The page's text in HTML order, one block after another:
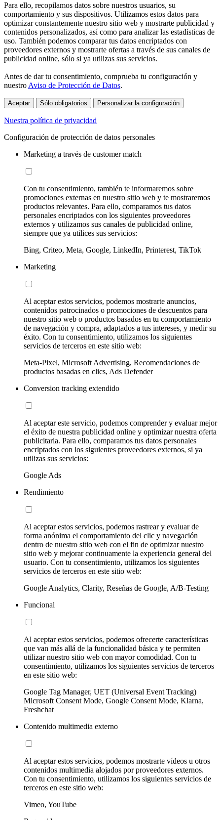
Para ello, recopilamos datos sobre nuestros usuarios, su
comportamiento y sus dispositivos. Utilizamos estos datos para
optimizar constantemente nuestro sitio web y mostrarte publicidad y
contenidos personalizados, así como para analizar las estadísticas de
uso. También podemos comparar tus datos encriptados con
proveedores externos y mostrarte ofertas a través de sus canales de
publicidad online, sólo si ya utilizas sus servicios.
Antes de dar tu consentimiento, comprueba tu configuración y
nuestro Aviso de Protección de Datos.
Aceptar Sólo obligatorios Personalizar la configuración
Nuestra política de privacidad
Configuración de protección de datos personales
Marketing a través de customer match
Con tu consentimiento, también te informaremos sobre
promociones externas en nuestro sitio web y te mostraremos
productos relevantes. Para ello, comparamos tus datos
personales encriptados con los siguientes proveedores
externos y utilizamos sus canales de publicidad online,
siempre que ya utilices sus servicios:
Bing, Criteo, Meta, Google, LinkedIn, Printerest, TikTok
Marketing
Al aceptar estos servicios, podemos mostrarte anuncios,
contenidos patrocinados o promociones de descuentos para
nuestro sitio web o productos basados en tu comportamiento
de navegación y compra, adaptados a tus intereses, y medir su
éxito. Con tu consentimiento, utilizamos los siguientes
servicios de terceros en este sitio web:
Meta-Pixel, Microsoft Advertising, Recomendaciones de
productos basadas en clics, Ads Defender
Conversion tracking extendido
Al aceptar este servicio, podemos comprender y evaluar mejor
el éxito de nuestra publicidad online y optimizar nuestra oferta
publicitaria. Para ello, comparamos tus datos personales
encriptados con los siguientes proveedores externos, si ya
utilizas sus servicios:
Google Ads
Rendimiento
Al aceptar estos servicios, podemos rastrear y evaluar de
forma anónima el comportamiento del clic y navegación
dentro de nuestro sitio web con el fin de optimizar nuestro
sitio web y mejorar continuamente la experiencia general del
usuario. Con tu consentimiento, utilizamos los siguientes
servicios de terceros en este sitio web:
Google Analytics, Clarity, Reseñas de Google, A/B-Testing
Funcional
Al aceptar estos servicios, podemos ofrecerte características
que van más allá de la funcionalidad básica y te permiten
utilizar nuestro sitio web con mayor comodidad. Con tu
consentimiento, utilizamos los siguientes servicios de terceros
en este sitio web:
Google Tag Manager, UET (Universal Event Tracking)
Microsoft Consent Mode, Google Consent Mode, Klarna,
Freshchat
Contenido multimedia externo
Al aceptar estos servicios, podemos mostrarte vídeos u otros
contenidos multimedia alojados por proveedores externos.
Con tu consentimiento, utilizamos los siguientes servicios de
terceros en este sitio web:
Vimeo, YouTube